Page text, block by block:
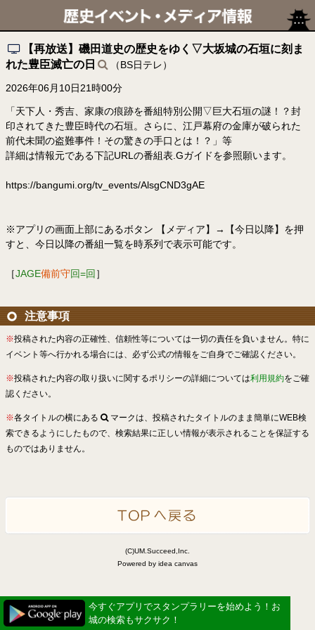
【再放送】磯田道史の歴史をゆく▽大坂城の石垣に刻ま
れた豊臣滅亡の日
（BS日テレ）
2026年06月10日21時00分
「天下人・秀吉、家康の痕跡を番組特別公開▽巨大石垣の謎！？封
印されてきた豊臣時代の石垣。さらに、江戸幕府の金庫が破られた
前代未聞の盗難事件！その驚きの手口とは！？」等
詳細は情報元である下記URLの番組表.Gガイドを参照願います。
https://bangumi.org/tv_events/AlsgCND3gAE
※アプリの画面上部にあるボタン 【メディア】→【今日以降】を押
すと、今日以降の番組一覧を時系列で表示可能です。
［JAGE備前守回=回 ］
注意事項
※投稿された内容の正確性、信頼性等については一切の責任を負いません。特に
イベント等へ行かれる場合には、必ず公式の情報をご自身でご確認ください。
※投稿された内容の取り扱いに関するポリシーの詳細については利用規約をご確
認ください。
※各タイトルの横にある
マークは、投稿されたタイトルのまま簡単にWEB検
索できるようにしたもので、検索結果に正しい情報が表示されることを保証する
ものではありません。
(C)UM.Succeed,Inc.
Powered by idea canvas
今すぐアプリでスタンプラリーを始めよう！お
城の検索もサクサク！